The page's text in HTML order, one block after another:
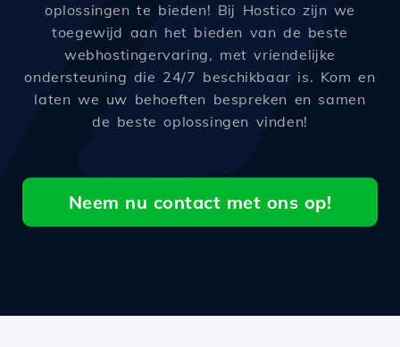
oplossingen te bieden! Bij Hostico zijn we
toegewijd aan het bieden van de beste
webhostingervaring, met vriendelijke
ondersteuning die 24/7 beschikbaar is. Kom en
laten we uw behoeften bespreken en samen
de beste oplossingen vinden!
Neem nu contact met ons op!